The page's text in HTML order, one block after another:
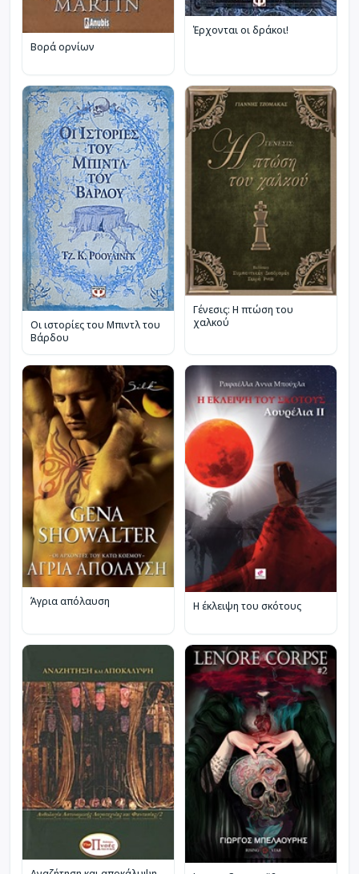
Βορά ορνίων
Έρχονται οι δράκοι!
Οι ιστορίες του Μπιντλ του
Βάρδου
Γένεσις: Η πτώση του
χαλκού
Άγρια απόλαυση Η έκλειψη του σκότους